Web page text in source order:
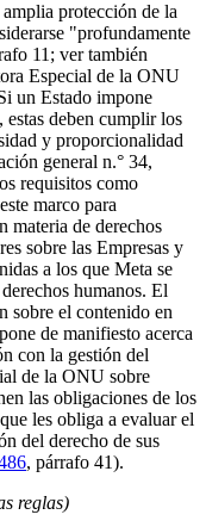
protección de la
"profundamente
11; ver también
Especial de la ONU
un Estado impone
estas deben cumplir los
y proporcionalidad
general n.° 34,
requisitos como
marco para
materia de derechos
sobre las Empresas y
a los que Meta se
humanos. El
sobre el contenido en
de manifiesto acerca
con la gestión del
de la ONU sobre
las obligaciones de los
les obliga a evaluar el
del derecho de sus
, párrafo 41).
reglas)